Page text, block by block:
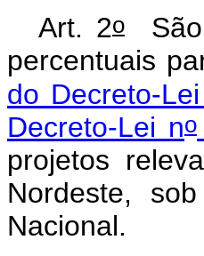
Art. 2oSão
percentuais
do Decreto-
Decreto-Lei no
projetos
Nordeste,